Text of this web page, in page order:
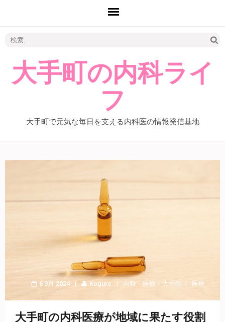
大手町の内科ライ
フ
大手町で元気な毎日を支える内科医の情報発信基地
6 9月 2024 Kogure 内科 ・ 医療 ・ 大手町 医療
大手町の内科医療が地域に果たす役割